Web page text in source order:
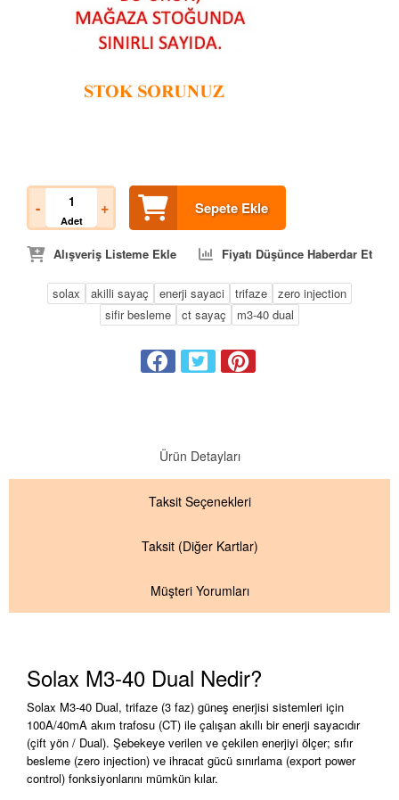
-
Adet
+ Sepete Ekle
Alışveriş Listeme Ekle Fiyatı Düşünce Haberdar Et
solax akilli sayaç enerji sayaci trifaze
zero injection
sifir besleme
ct sayaç m3-40 dual
Ürün Detayları
Taksit Seçenekleri
Taksit (Diğer Kartlar)
Müşteri Yorumları
Solax M3-40 Dual Nedir?
Solax M3-40 Dual, trifaze (3 faz) güneş enerjisi sistemleri için
100A/40mA akım trafosu (CT) ile çalışan akıllı bir enerji sayacıdır
(çift yön / Dual). Şebekeye verilen ve çekilen enerjiyi ölçer; sıfır
besleme (zero injection) ve ihracat gücü sınırlama (export power
control) fonksiyonlarını mümkün kılar.